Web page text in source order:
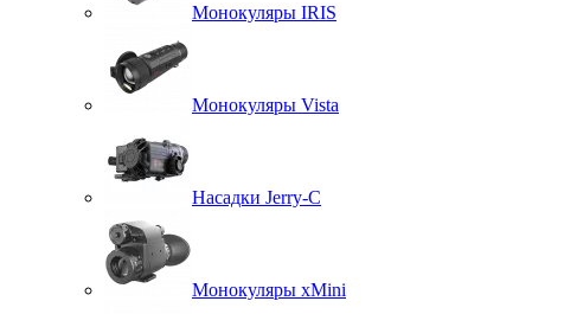
Монокуляры IRIS
Монокуляры Vista
Насадки Jerry-C
Монокуляры xMini